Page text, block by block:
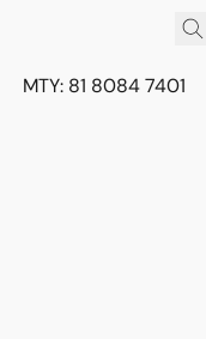
MTY: 81 8084 7401